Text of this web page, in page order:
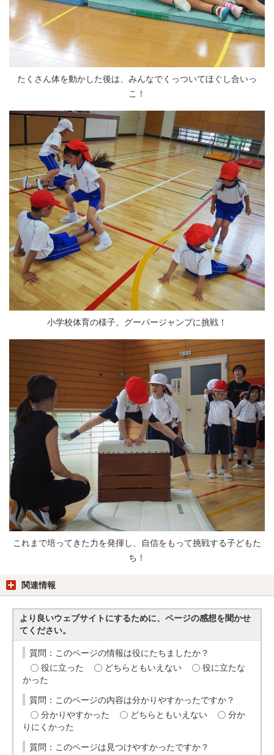
たくさん体を動かした後は、みんなでくっついてほぐし合いっ
こ！
小学校体育の様子。グーパージャンプに挑戦！
これまで培ってきた力を発揮し、自信をもって挑戦する子どもた
ち！
関連情報
より良いウェブサイトにするために、ページの感想を聞かせ
てください。
質問：このページの情報は役にたちましたか？
役に立った
どちらともいえない
役に立たな
かった
質問：このページの内容は分かりやすかったですか？
分かりやすかった
どちらともいえない
分か
りにくかった
質問：このページは見つけやすかったですか？